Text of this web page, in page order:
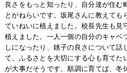
良さをもっと知ったり、自分達が住む
とがねらいです。坂尾さんに教えても
ていねいに植えました。校長先生も見
植えました。一人一個の自分のキャベ
しになったり、銚子の良さについて話
て、ふるさとを大切にする心も育てた
が大事だそうです。順調に育てば、冬